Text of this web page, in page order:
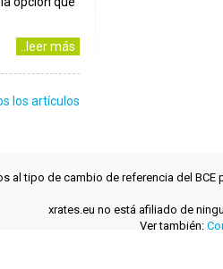
..leer más
los artículos
al tipo de cambio de referencia del BCE
xrates.eu no está afiliado de
Ver también: